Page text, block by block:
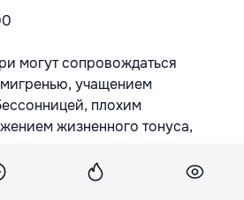
могут сопровождаться
учащением
плохим
жизненного тонуса,